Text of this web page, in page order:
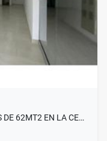
DE 62MT2 EN LA CE…